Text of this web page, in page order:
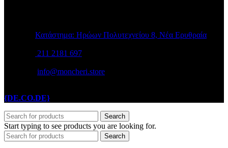
Κατάστημα: Ηρώων Πολυτεχνείου 8, Νέα Ερυθραία
211 2181 697
info@moncheri.store
{DE.CO.DE}
Search
Start typing to see products you are looking for.
Search